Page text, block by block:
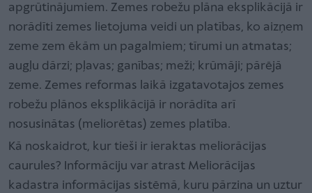
apgrūtinājumiem. Zemes robežu plāna eksplikācijā ir
norādīti zemes lietojuma veidi un platības, ko aizņem
zeme zem ēkām un pagalmiem; tīrumi un atmatas;
augļu dārzi; pļavas; ganības; meži; krūmāji; pārējā
zeme. Zemes reformas laikā izgatavotajos zemes
robežu plānos eksplikācijā ir norādīta arī
nosusinātas (meliorētas) zemes platība.
Kā noskaidrot, kur tieši ir ieraktas meliorācijas
caurules? Informāciju var atrast Meliorācijas
kadastra informācijas sistēmā, kuru pārzina un uztur